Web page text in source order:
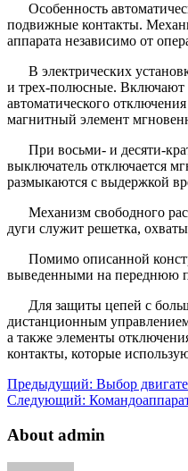
Особенность
подвижные контакты.
аппарата независимо от
В электрических
и трех-полюсные. Включают
автоматического
магнитный элемент
При восьми- и десяти-
выключатель отключается
размыкаются с выдержкой
Механизм свободного
дуги служит решетка,
Помимо описанной
выведенными на переднюю
Для защиты цепей с
дистанционным
а также элементы
контакты, которые
Предыдущий: Выбор
Следующий:
About admin